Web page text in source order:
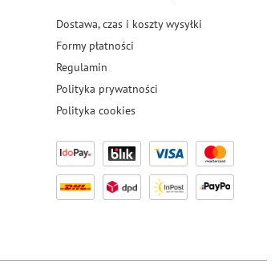
Dostawa, czas i koszty wysyłki
Formy płatności
Regulamin
Polityka prywatności
Polityka cookies